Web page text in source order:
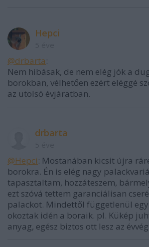
Hepci
@drbarta:
Nem hibásak, de nem elég jók a
borokban, vélhetően ezért eléggé
az utolsó évjáratban.
drbarta
@Hepci: Mostanában kicsit újra
borokra. Én is elég nagy
tapasztaltam, hozzáteszem,
ezt szóvá tettem garanciálisan
palackot. Mindettől függetlenül
okoztak idén a boraik. pl. Kükép
anyag, egész biztos ott lesz az